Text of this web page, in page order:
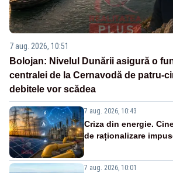
7 aug. 2026, 10:51
Bolojan: Nivelul Dunării asigură o
centralei de la Cernavodă de patru-
debitele vor scădea
7 aug. 2026, 10:43
Criza din energie.
de raționalizare
7 aug. 2026, 10:01